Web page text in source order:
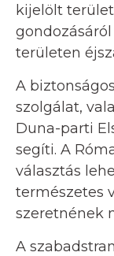
kijelölt
területen
A
szolgálat,
Duna-parti
segíti. A
választás
természetes
szeretnének
A